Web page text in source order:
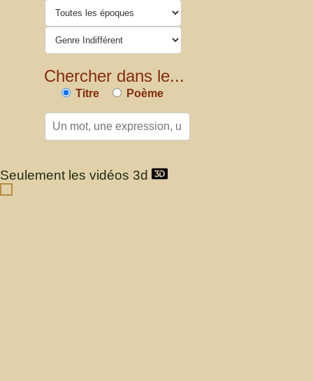
Chercher dans le...
Titre Poème
Seulement les vidéos 3d